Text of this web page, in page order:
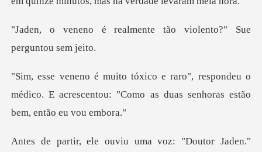
mente tão violento?" Su
spondeu o
médico. E acrescentou: "Como as du